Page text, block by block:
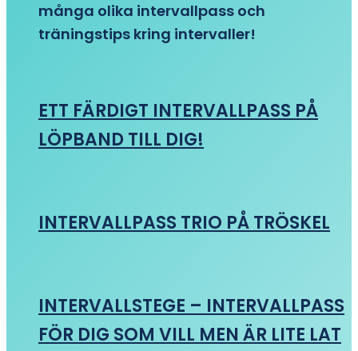
många olika intervallpass och
träningstips kring intervaller!
ETT FÄRDIGT INTERVALLPASS PÅ
LÖPBAND TILL DIG!
INTERVALLPASS TRIO PÅ TRÖSKEL
INTERVALLSTEGE – INTERVALLPASS
FÖR DIG SOM VILL MEN ÄR LITE LAT